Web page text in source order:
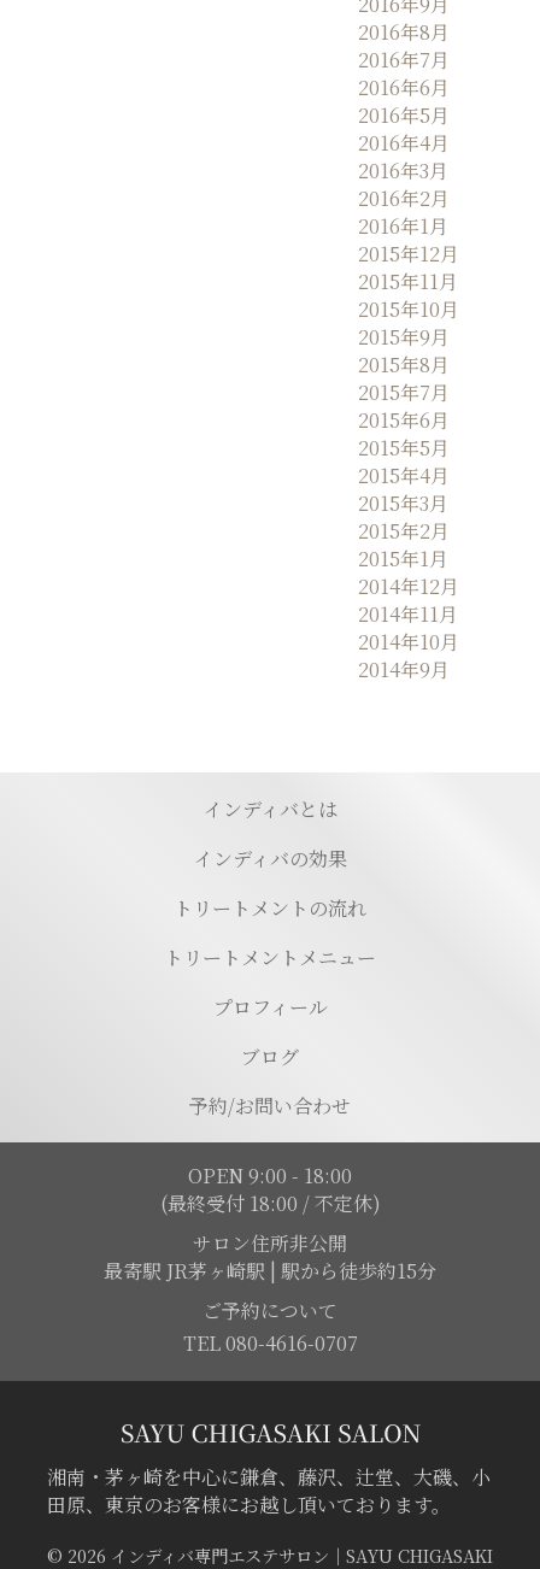
2016年8月
2016年7月
2016年6月
2016年5月
2016年4月
2016年3月
2016年2月
2016年1月
2015年12月
2015年11月
2015年10月
2015年9月
2015年8月
2015年7月
2015年6月
2015年5月
2015年4月
2015年3月
2015年2月
2015年1月
2014年12月
2014年11月
2014年10月
2014年9月
インディバとは
インディバの効果
トリートメントの流れ
トリートメントメニュー
プロフィール
ブログ
予約/お問い合わせ
OPEN 9:00 - 18:00
(最終受付 18:00 / 不定休)
サロン住所非公開
最寄駅 JR茅ヶ崎駅 | 駅から徒歩約15分
ご予約について
TEL 080-4616-0707
湘南・茅ヶ崎を中心に鎌倉、藤沢、辻堂、大磯、小
田原、東京のお客様にお越し頂いております。
© 2026 インディバ専門エステサロン｜SAYU CHIGASAKI